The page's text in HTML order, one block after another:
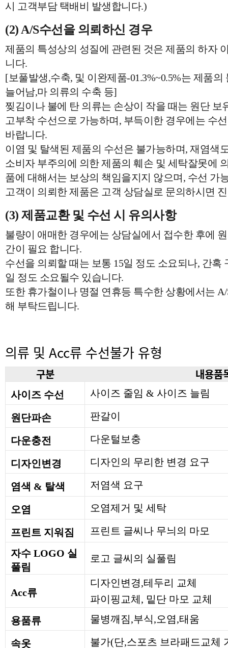
시 고객부담 택배비 발생합니다.)
(2) A/S수선을 의뢰하신 경우
제품의 특성상의 성질에 관련된 것은 제품의 하자
니다.
[보풀발생,수축, 및 이완제품-01.3%~0.5%는 제품
늘어남,마 의류의 수축 등]
찢김이나 불에 탄 의류는 손상이 작을 때는 원단
고부착 수선으로 가능하며, 부득이한 경우에는 수
바랍니다.
이염 및 탈색된 제품의 수선은 불가능하며, 재염색
소비자 부주의에 의한 제품의 훼손 및 세탁잘못에
품에 대해서는 보상의 책임을지지 않으며, 수선 가
고객이 의뢰한 제품은 고객 상담실로 문의하시면
(3) 제품교환 및 수선 시 유의사항
불량이 애매한 경우에는 상담실에서 접수한 후에
간이 필요 합니다.
수선을 의뢰할 때는 보통 15일 정도 소요되나, 간
일 정도 소요될수 있습니다.
또한 휴가철이나 명절 연휴등 특수한 상황에서는
해 부탁드립니다.
의류 및 Acc류 수선불가 유형
구분 내용품
사이즈 수선 사이즈 줄임 & 사이즈 늘림
원단파손 판갈이
다운충전 다운털보충
디자인변경 디자인의 무리한 변경 요구
염색 & 탈색 저염색 요구
오염 오염제거 및 세탁
프린트 지워짐
프린트 글씨나 무늬의 마모
자수 LOGO 실
풀림
로고 글씨의 실풀림
Acc류
디자인변경,테두리 교체
파이핑교체, 밑단 마모 교체
용품류
물병깨짐,부식,오염,태움
속옷 불가(단,스포츠 브라패드교체